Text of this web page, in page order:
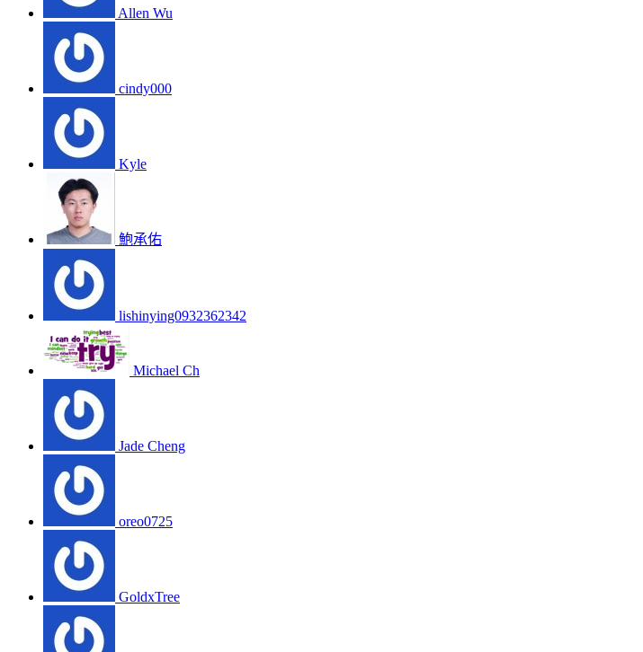
Allen Wu
cindy000
Kyle
鮑承佑
lishinying0932362342
Michael Ch
Jade Cheng
oreo0725
GoldxTree